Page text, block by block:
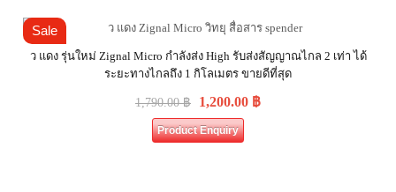
Sale
ว แดง รุ่นใหม่ Zignal Micro กำลังส่ง High รับส่งสัญญาณไกล 2 เท่า ได้
ระยะทางไกลถึง 1 กิโลเมตร ขายดีที่สุด
1,790.00฿ 1,200.00 ฿
Product Enquiry